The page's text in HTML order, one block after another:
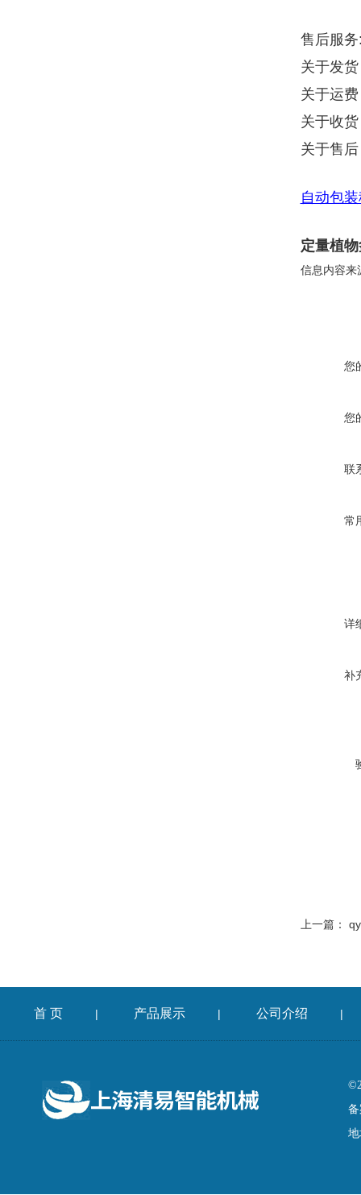
售后服务
关于发
关于运
关于收
关于售
自动包
定量植
信息内容来
您
您
联
常
详
补
上一篇：
首 页 | 产品展示 | 公司介绍 |
备